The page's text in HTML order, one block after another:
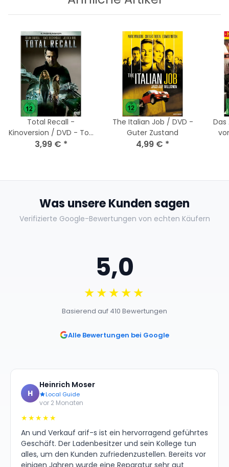
Total Recall -
Kinoversion / DVD - Top
Zustand
3,99 € *
The Italian Job / DVD -
Guter Zustand
4,99 € *
Was unsere Kunden sagen
Verifizierte Google-Bewertungen von echten Käufern
5,0
★★★★★
Basierend auf 410 Bewertungen
Alle Bewertungen bei Google
H
Heinrich Moser
Local Guide
vor 2 Monaten
★★★★★
An und Verkauf arif-s ist ein hervorragend geführtes
Geschäft. Der Ladenbesitzer und sein Kollege tun
alles, um den Kunden zufriedenzustellen. Bereits vor
einigen Jahren wurde eine Reparatur sehr gut